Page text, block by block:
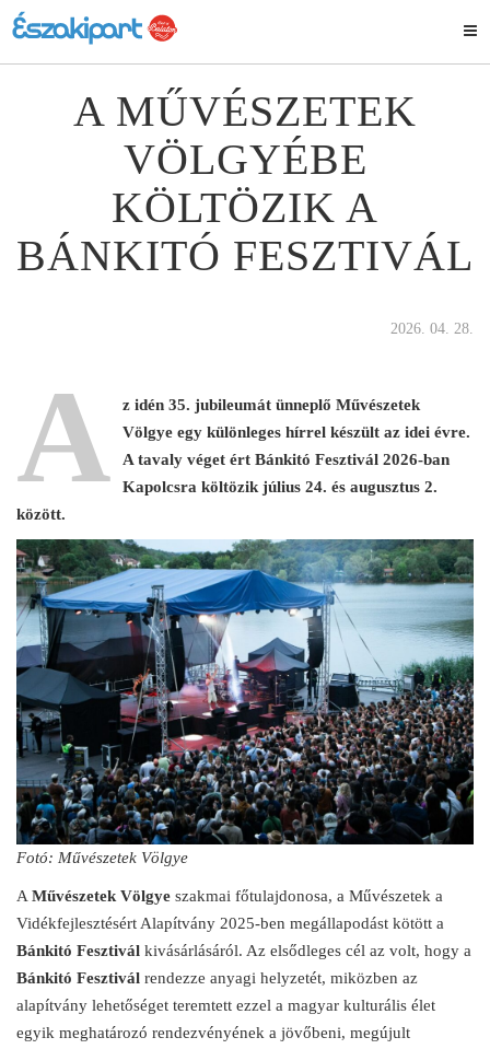
A MŰVÉSZETEK
VÖLGYÉBE
KÖLTÖZIK A
BÁNKITÓ FESZTIVÁL
2026. 04. 28.
A
z idén 35. jubileumát ünneplő Művészetek
Völgye egy különleges hírrel készült az idei évre.
A tavaly véget ért Bánkitó Fesztivál 2026-ban
Kapolcsra költözik július 24. és augusztus 2.
között.
Fotó: Művészetek Völgye
A Művészetek Völgye szakmai főtulajdonosa, a Művészetek a
Vidékfejlesztésért Alapítvány 2025-ben megállapodást kötött a
Bánkitó Fesztivál kivásárlásáról. Az elsődleges cél az volt, hogy a
Bánkitó Fesztivál rendezze anyagi helyzetét, miközben az
alapítvány lehetőséget teremtett ezzel a magyar kulturális élet
egyik meghatározó rendezvényének a jövőbeni, megújult